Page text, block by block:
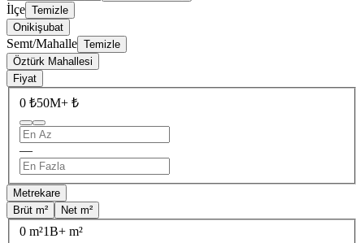
İlçe Temizle
Onikişubat
Semt/Mahalle Temizle
Öztürk Mahallesi
Fiyat
0 ₺50M+ ₺
—
Metrekare
Brüt m²
Net m²
0 m²1B+ m²